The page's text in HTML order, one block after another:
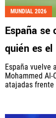
MUNDIAL 2026
España se
quién es
España vuelve
Mohammed
atajadas frente